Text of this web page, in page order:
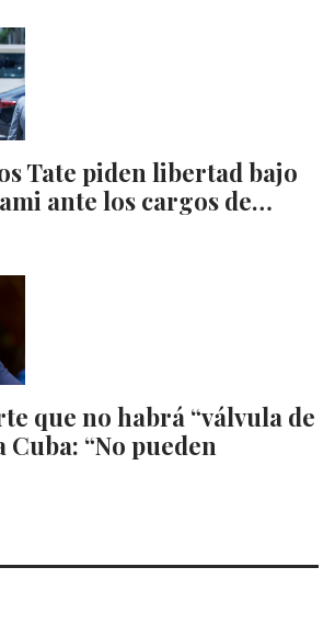
Tate piden libertad bajo
ante los cargos de…
que no habrá “válvula de
Cuba: “No pueden